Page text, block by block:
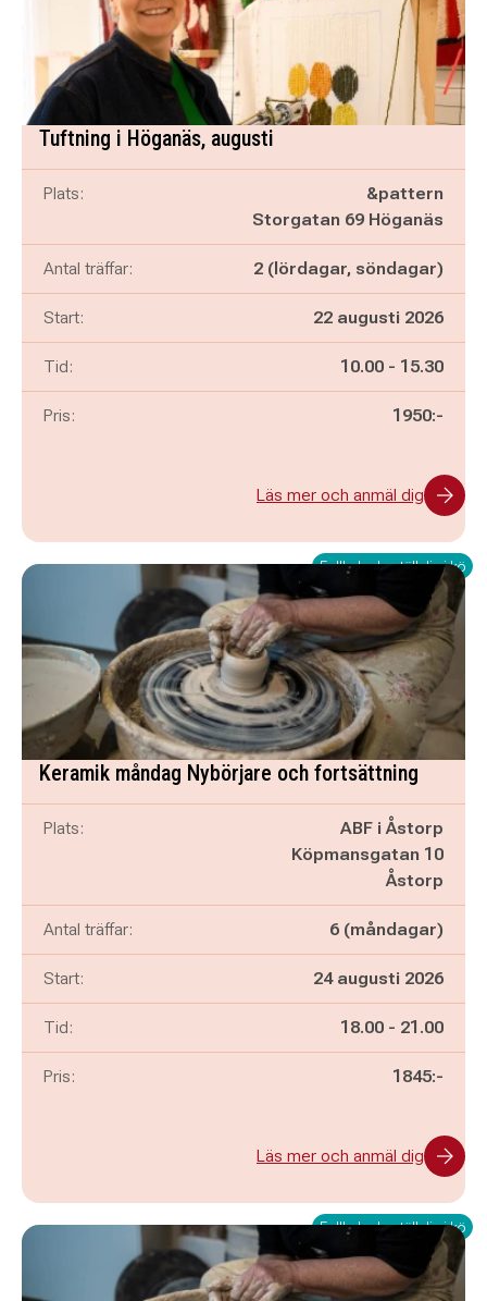
Tuftning i Höganäs, augusti
Plats:
&pattern
Storgatan 69 Höganäs
Antal träffar: 2 (lördagar, söndagar)
Start: 22 augusti 2026
Tid: Pågår mellan
10.00 - och
15.30
Pris: 1950:-
Läs mer och anmäl dig
Fullbokad - ställ dig i kö
Keramik måndag Nybörjare och fortsättning
Plats:
ABF i Åstorp
Köpmansgatan 10
Åstorp
Antal träffar: 6 (måndagar)
Start: 24 augusti 2026
Tid: Pågår mellan
18.00 - och
21.00
Pris: 1845:-
Läs mer och anmäl dig
Fullbokad - ställ dig i kö